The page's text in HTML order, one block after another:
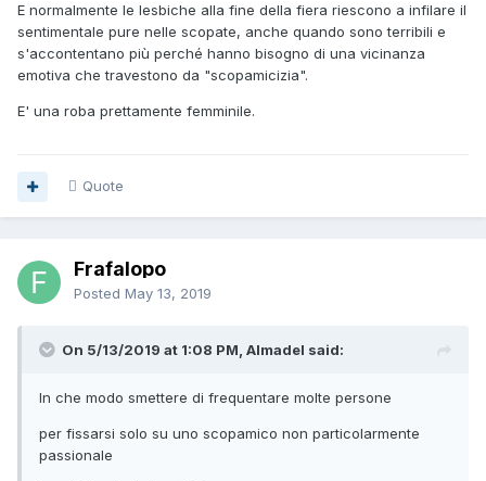
E normalmente le lesbiche alla fine della fiera riescono a infilare il
sentimentale pure nelle scopate, anche quando sono terribili e
s'accontentano più perché hanno bisogno di una vicinanza
emotiva che travestono da "scopamicizia".
E' una roba prettamente femminile.
Quote
Frafalopo
Posted May 13, 2019
On 5/13/2019 at 1:08 PM, Almadel said:
In che modo smettere di frequentare molte persone
per fissarsi solo su uno scopamico non particolarmente
passionale